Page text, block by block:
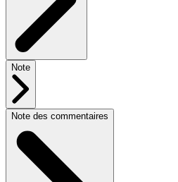
Note
Note des commentaires